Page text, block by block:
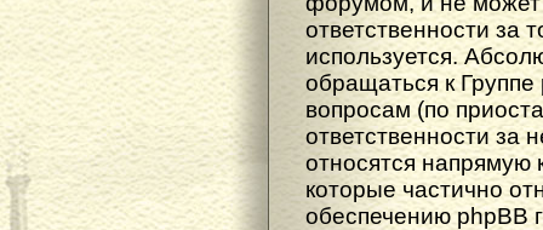
ответственности за
используется.
обращаться к
вопросам (по
ответственности за
относятся напрямую
которые частично
обеспечению phpBB